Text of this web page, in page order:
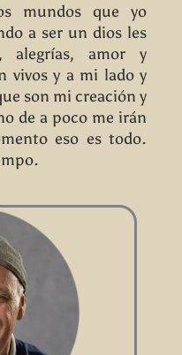
mundos que yo
a ser un dios les
alegrías, amor y
vivos y a mi lado y
son mi creación y
de a poco me irán
eso es todo.